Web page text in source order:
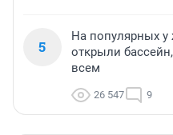
5
На популярных у
открыли
всем
26 547 9